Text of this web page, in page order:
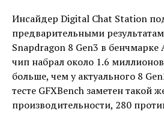
Инсайдер Digital Chat Station
предварительными
Snapdragon 8 Gen3 в
чип набрал около 1.6
больше, чем у актуального 8
тесте GFXBench заметен такой
производительности, 280